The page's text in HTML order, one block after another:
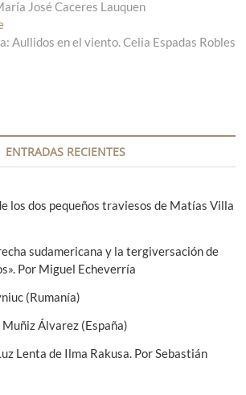
José Caceres Lauquen
E
n
s
i
u
n
t
e
Aullidos en el viento. Celia Espadas Robles
ENTRADAS RECIENTES
los dos pequeños traviesos de Matías Villa
sudamericana y la tergiversación de
Por Miguel Echeverría
(Rumanía)
Muñiz Álvarez (España)
Lenta de Ilma Rakusa. Por Sebastián